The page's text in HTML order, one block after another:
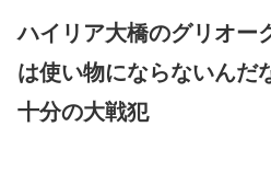
ハイリア大橋のグリオー
は使い物にならないんだ
十分の大戦犯